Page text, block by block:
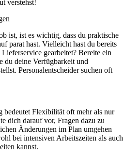
verstehst!
ist, ist es wichtig, dass du praktische
parat hast. Vielleicht hast du bereits
gearbeitet? Bereite ein
du deine Verfügbarkeit und
Personalentscheider suchen oft
bedeutet Flexibilität oft mehr als nur
dich darauf vor, Fragen dazu zu
Änderungen im Plan umgehen
bei intensiven Arbeitszeiten als auch
kannst.